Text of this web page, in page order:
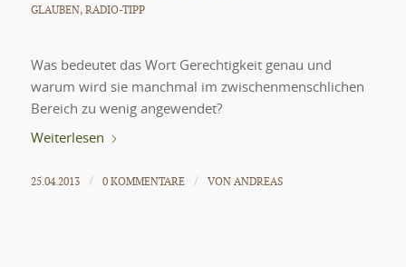
GLAUBEN, RADIO-TIPP
Was bedeutet das Wort Gerechtigkeit genau und
warum wird sie manchmal im zwischenmenschlichen
Bereich zu wenig angewendet?
Weiterlesen
25.04.2013 / 0 KOMMENTARE / VONANDREAS